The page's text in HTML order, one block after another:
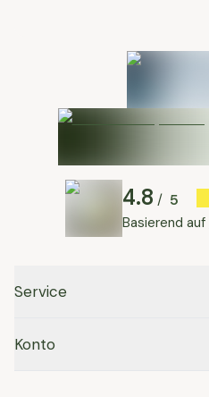
4.8 / 5
Basierend auf
Service
Konto